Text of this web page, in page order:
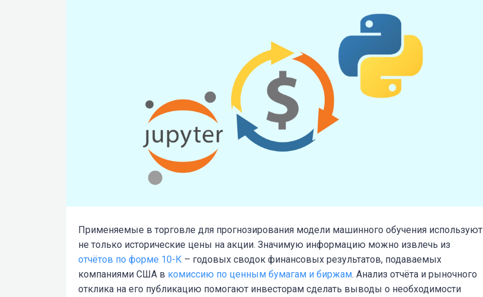
Применяемые в торговле для прогнозирования модели машинного обучения используют
не только исторические цены на акции. Значимую информацию можно извлечь из
отчётов по форме 10-К – годовых сводок финансовых результатов, подаваемых
компаниями США в комиссию по ценным бумагам и биржам. Анализ отчёта и рыночного
отклика на его публикацию помогают инвесторам сделать выводы о необходимости